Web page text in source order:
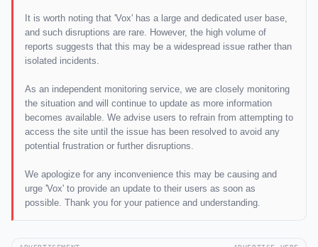
It is worth noting that 'Vox' has a large and dedicated user base,
and such disruptions are rare. However, the high volume of
reports suggests that this may be a widespread issue rather than
isolated incidents.
As an independent monitoring service, we are closely monitoring
the situation and will continue to update as more information
becomes available. We advise users to refrain from attempting to
access the site until the issue has been resolved to avoid any
potential frustration or further disruptions.
We apologize for any inconvenience this may be causing and
urge 'Vox' to provide an update to their users as soon as
possible. Thank you for your patience and understanding.